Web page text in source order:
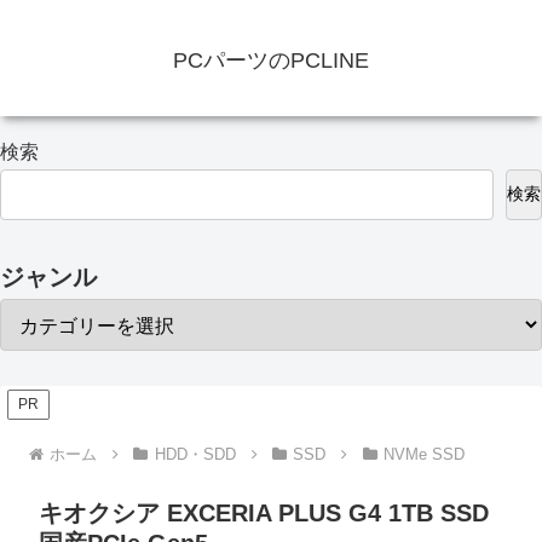
PCパーツのPCLINE
検索
検索
ジャンル
PR
ホーム HDD・SDD SSD NVMe SSD
キオクシア EXCERIA PLUS G4 1TB SSD